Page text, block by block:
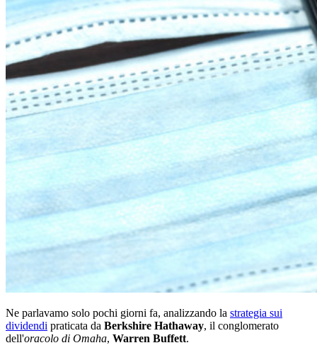
Ne parlavamo solo pochi giorni fa, analizzando la strategia sui
dividendi praticata da Berkshire Hathaway, il conglomerato
dell'oracolo di Omaha, Warren Buffett.